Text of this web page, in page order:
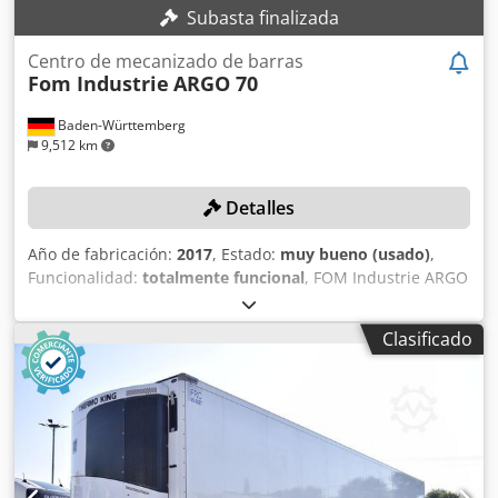
Subasta finalizada
Baden-Württemberg
9,512 km
Centro de mecanizado de barras
Fom Industrie ARGO 70
Detalles
Año de fabricación: 2017, Estado: muy bueno (usado),
Funcionalidad: totalmente funcional, FOM Industrie ARGO
70: Centro de mecanizado CNC de 3 ejes para realizar
operaciones de taladrado y fresado en perfiles de acero o
aluminio. DETALLES TÉCNICOS Eje X (solo lado superior):
6.780 mm Eje X (lado superior + cabezales): 6.630 mm Ejes
Y y Z para mecanizado en los lados superior e inferior: 545
mm x 295 mm Ejes Y y Z para mecanizado en 3 lados del
perfil: 440 mm x 295 mm Rotación neumática: 0°, 90°, 180°
Velocidad de giro: máx. 17.000 RPM Ancho del perfil: máx.
545 mm Longitud del perfil: máx. 6.780 mm Número de
Clasificado